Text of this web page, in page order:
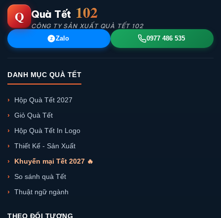
Q Quà Tết 102
CÔNG TY SẢN XUẤT QUÀ TẾT 102
Z Zalo 0977 486 535
DANH MỤC QUÀ TẾT
Hộp Quà Tết 2027
Giỏ Quà Tết
Hộp Quà Tết In Logo
Thiết Kế - Sản Xuất
Khuyến mại Tết 2027 🔥
So sánh quà Tết
Thuật ngữ ngành
THEO ĐỐI TƯỢNG